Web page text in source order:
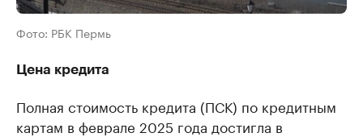
Фото: РБК Пермь
Цена кредита
Полная стоимость кредита (ПСК) по кредитным
картам в феврале 2025 года достигла в